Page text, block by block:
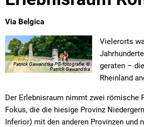
Via Belgica
Patrick Gawandtka PG-fotografie, ©
Patrick Gawandtka
Vielerorts
geraten –
Rheinland
Der Erlebnisraum nimmt zwei römische
Fokus, die die hiesige Provinz
Inferior) mit den anderen Provinzen und